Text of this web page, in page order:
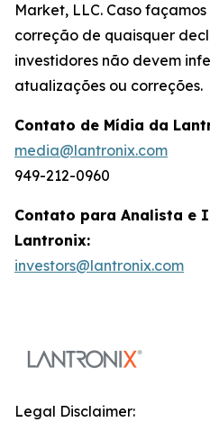
Market, LLC. Caso
correção de quaisquer
investidores não devem
atualizações ou correções.
Contato de Mídia da
media@lantronix.com
949-212-0960
Contato para Analista e
Lantronix:
investors@lantronix.com
Legal Disclaimer: